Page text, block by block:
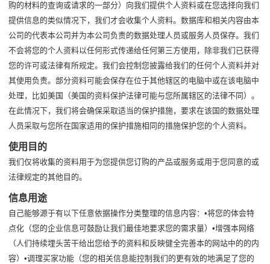
购的材料的查询或请求的一部分）向我们提供个人资料或在您选择向我们
提供信息的类似情况下，我们才会收集个人资料。数据库和相关内容由本
公司的代表本公司并为本公司负责的数据处理人员或服务人员保存。我们
不会将您的个人资料以任何形式传递给任何第三方使用，除非我们已获得
您的许可或法律有所规定。我们会控制您披露给我们的任何个人资料并对
其使用负责。部分资料可能会保存在位于其他辖区的电脑中或在该电脑中
处理，比如美国（美国的资料保护法律可能与您所属辖区的法律不同）。
在此情况下，我们将会确保采取适当的保护措施，要求在该国的数据处理
人员采取与您所在国家适用的保护措施相同的措施保护您的个人资料。
使用目的
我们仅将收集的资料用于为您提供您订购的产品或服务或用于您同意的或
法律规定的其他目的。
信息用途
自己能够源于有以下任意依据操作分类整理的信息内容：•将您的体会特
点化（您的企业信息可鼓励让我们最佳地要求您的需求量）•增强本网络
（人们持续埋头苦干给出您给予的资料和反映健全完善本的网站中的的内
容）•调理买家功能（您的相关信息能控制我们的更有效的地满足了您的